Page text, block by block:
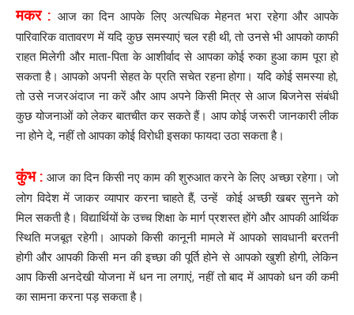
मकर : आज का दिन आपके लिए अत्यधिक मेहनत भरा रहेगा और आपके
पारिवारिक वातावरण में यदि कुछ समस्याएं चल रही थी, तो उनसे भी आपको काफी
राहत मिलेगी और माता-पिता के आशीर्वाद से आपका कोई रुका हुआ काम पूरा हो
सकता है। आपको अपनी सेहत के प्रति सचेत रहना होगा। यदि कोई समस्या हो,
तो उसे नजरअंदाज ना करें और आप अपने किसी मित्र से आज बिजनेस संबंधी
कुछ योजनाओं को लेकर बातचीत कर सकते हैं। आप कोई जरूरी जानकारी लीक
ना होने दे, नहीं तो आपका कोई विरोधी इसका फायदा उठा सकता है।
कुंभ : आज का दिन किसी नए काम की शुरुआत करने के लिए अच्छा रहेगा। जो
लोग विदेश में जाकर व्यापार करना चाहते हैं, उन्हें कोई अच्छी खबर सुनने को
मिल सकती है। विद्यार्थियों के उच्च शिक्षा के मार्ग प्रशस्त होंगे और आपकी आर्थिक
स्थिति मजबूत रहेगी। आपको किसी कानूनी मामले में आपको सावधानी बरतनी
होगी और आपकी किसी मन की इच्छा की पूर्ति होने से आपको खुशी होगी, लेकिन
आप किसी अनदेखी योजना में धन ना लगाएं, नहीं तो बाद में आपको धन की कमी
का सामना करना पड़ सकता है।